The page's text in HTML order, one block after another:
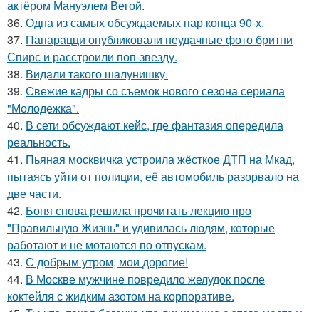
актёром Мануэлем Вегой.
36. Одна из самых обсуждаемых пар конца 90-х.
37. Папарацци опубликовали неудачные фото бритни
Спирс и расстроили поп-звезду.
38. Видaли тaкого шaлунишку.
39. Свежие кадры со съемок нового сезона сериала
"Молодежка".
40. В сети обсуждают кейс, где фантазия опередила
реальность.
41. Пьяная москвичка устроила жёсткое ДТП на Мкад,
пытаясь уйти от полиции, её автомобиль разорвало на
две части.
42. Боня снова решила прочитать лекцию про
"Правильную Жизнь" и удивилась людям, которые
работают и не мотаются по отпускам.
43. С добрым утром, мои дорогие!
44. В Москве мужчине повредило желудок после
коктейля с жидким азотом на корпоративе.